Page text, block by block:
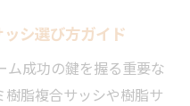
シ選び方ガイド
ム成功の鍵を握る重要な
脂複合サッシや樹脂サ